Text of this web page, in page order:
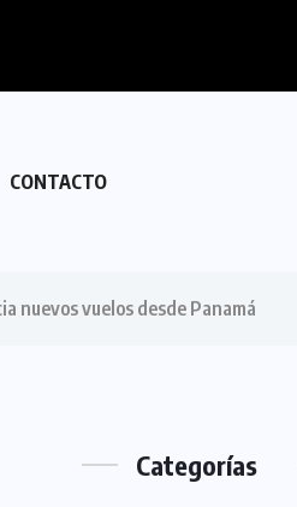
CONTACTO
nuevos vuelos desde Panamá
Categorías